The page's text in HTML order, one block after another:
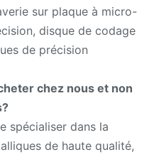
sur plaque à micro-
disque de codage
de précision
chez nous et non
spécialiser dans la
de haute qualité,